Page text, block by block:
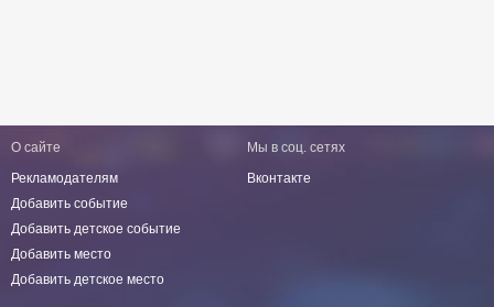
О сайте
Рекламодателям
Добавить событие
Добавить детское событие
Добавить место
Добавить детское место
Мы в соц. сетях
Вконтакте